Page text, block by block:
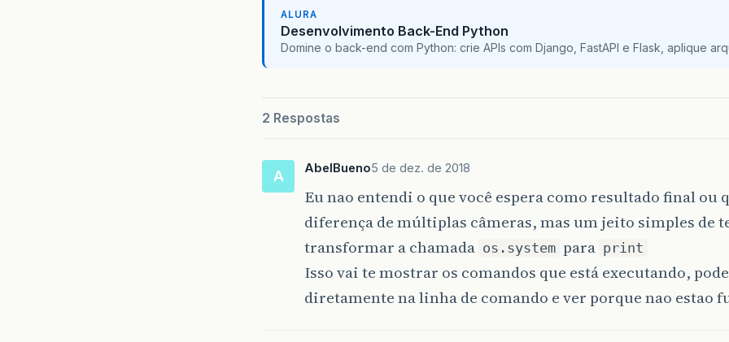
//Mas ele nem chegou a
ALURA
Desenvolvimento Back-End Python
Domine o back-end com Python: crie APIs com Django, FastAPI e Flask, aplique
2 Respostas
A AbelBueno5 de dez. de 2018
Eu nao entendi o que você espera como resultado final ou
diferença de múltiplas câmeras, mas um jeito simples de
transformar a chamada os.system para print
Isso vai te mostrar os comandos que está executando,
diretamente na linha de comando e ver porque nao estao